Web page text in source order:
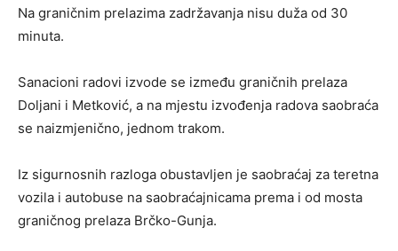
Na graničnim prelazima zadržavanja nisu duža od 30
minuta.
Sanacioni radovi izvode se između graničnih prelaza
Doljani i Metković, a na mjestu izvođenja radova saobraća
se naizmjenično, jednom trakom.
Iz sigurnosnih razloga obustavljen je saobraćaj za teretna
vozila i autobuse na saobraćajnicama prema i od mosta
graničnog prelaza Brčko-Gunja.